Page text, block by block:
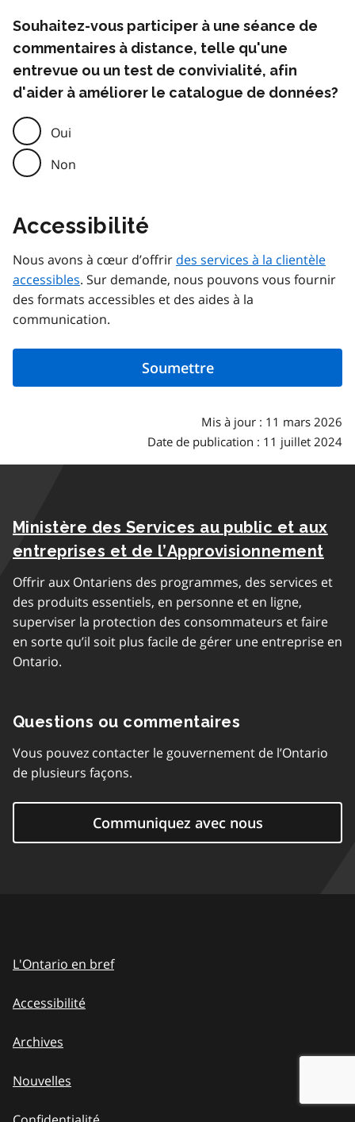
Souhaitez-vous participer à une séance de
commentaires à distance, telle qu'une
entrevue ou un test de convivialité, afin
d'aider à améliorer le catalogue de données?
Oui
Non
Accessibilité
Nous avons à cœur d’offrir des services à la clientèle
accessibles. Sur demande, nous pouvons vous fournir
des formats accessibles et des aides à la
communication.
Mis à jour : 11 mars 2026
Date de publication : 11 juillet 2024
Ministère des Services au public et aux
entreprises et de l’Approvisionnement
Offrir aux Ontariens des programmes, des services et
des produits essentiels, en personne et en ligne,
superviser la protection des consommateurs et faire
en sorte qu’il soit plus facile de gérer une entreprise en
Ontario.
Questions ou commentaires
Vous pouvez contacter le gouvernement de l’Ontario
de plusieurs façons.
Communiquez avec nous
L'Ontario en bref
Accessibilité
Archives
Nouvelles